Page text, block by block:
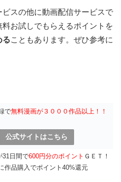
スの他に動画配信サービスで
お試しでもらえるポイントを
ることもあります。ぜひ参考に
で無料漫画が３０００作品以上！！
公式サイトはこちら
31日間で600円分のポイント ＧＥＴ！
作品購入でポイント40%還元